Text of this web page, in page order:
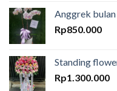
Anggrek
Rp850.000
Standing
Rp1.300.000